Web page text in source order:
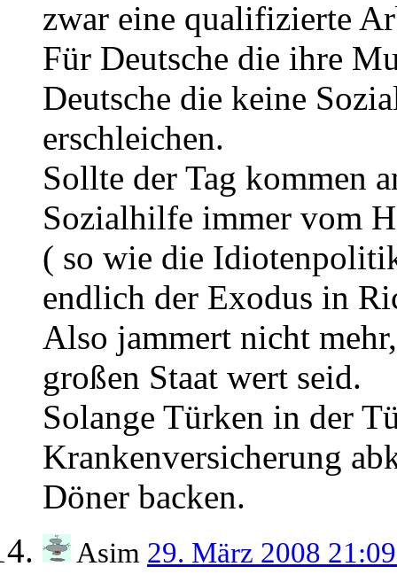
zwar eine qualifizierte
Für Deutsche die ihre
Deutsche die keine
erschleichen.
Sollte der Tag kommen
Sozialhilfe immer vom
( so wie die
endlich der Exodus in
Also jammert nicht
großen Staat wert seid.
Solange Türken in der
Krankenversicherung
Döner backen.
Asim 29. März 2008